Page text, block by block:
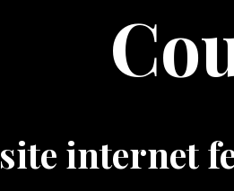
site internet